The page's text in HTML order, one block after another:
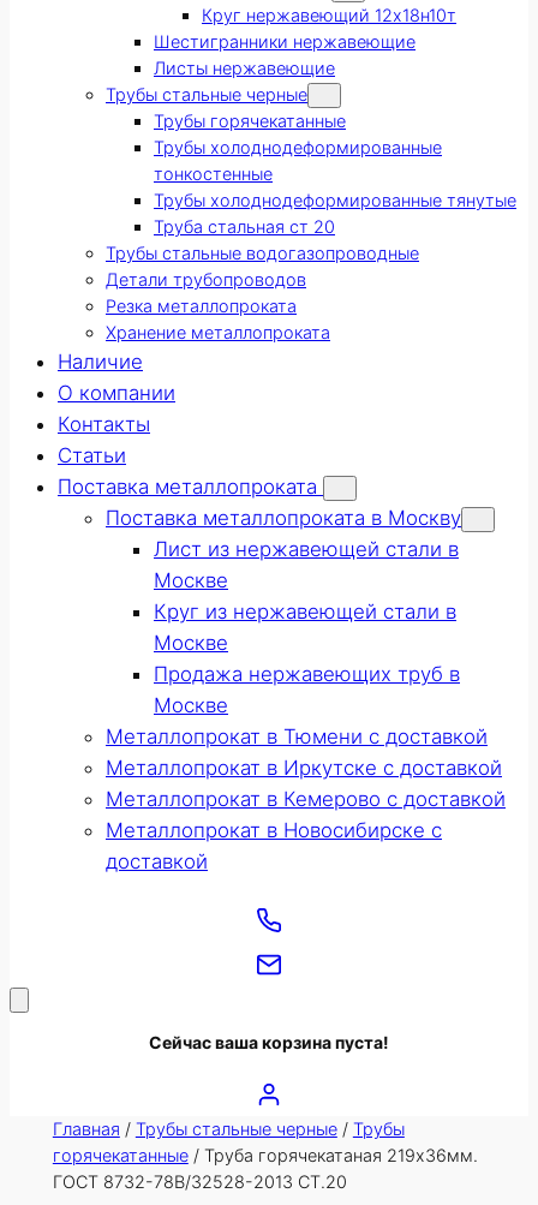
Круг нержавеющий 12х18н10т
Шестигранники нержавеющие
Листы нержавеющие
Трубы стальные черные
Трубы горячекатанные
Трубы холоднодеформированные
тонкостенные
Трубы холоднодеформированные тянутые
Труба стальная ст 20
Трубы стальные водогазопроводные
Детали трубопроводов
Резка металлопроката
Хранение металлопроката
Наличие
О компании
Контакты
Статьи
Поставка металлопроката
Поставка металлопроката в Москву
Лист из нержавеющей стали в
Москве
Круг из нержавеющей стали в
Москве
Продажа нержавеющих труб в
Москве
Металлопрокат в Тюмени с доставкой
Металлопрокат в Иркутске с доставкой
Металлопрокат в Кемерово с доставкой
Металлопрокат в Новосибирске с
доставкой
Сейчас ваша корзина пуста!
Главная / Трубы стальные черные/ Трубы
горячекатанные/ Труба горячекатаная 219х36мм.
ГОСТ 8732-78В/32528-2013 СТ.20